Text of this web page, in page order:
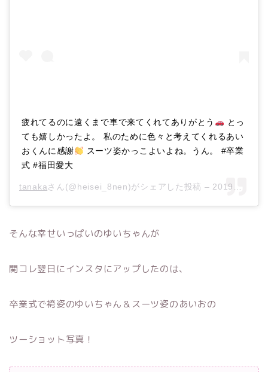
疲れてるのに遠くまで車で来てくれてありがとう
とっ
ても嬉しかったよ。 私のために色々と考えてくれるあい
おくんに感謝
スーツ姿かっこよいよね。うん。 #卒業
式 #福田愛大
tanakaさん(@heisei_8nen)がシェアした投稿 – 2019年 3月月18日午前5時45分PDT
そんな幸せいっぱいのゆいちゃんが
関コレ翌日にインスタにアップしたのは、
卒業式で袴姿のゆいちゃん＆スーツ姿のあいおの
ツーショット写真！